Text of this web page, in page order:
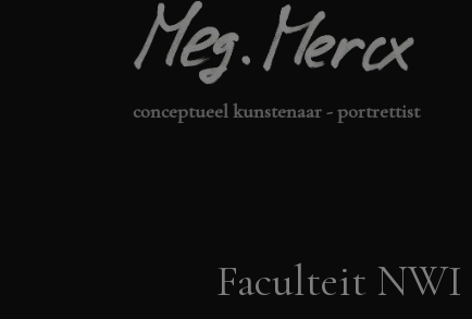
conceptueel kunstenaar - portrettist
Faculteit NWI